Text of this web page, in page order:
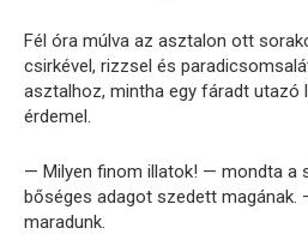
Fél óra múlva az asztalon ott
csirkével, rizzsel és
asztalhoz, mintha egy fáradt utazó
érdemel.
— Milyen finom illatok! — mondta a
bőséges adagot szedett magának.
maradunk.